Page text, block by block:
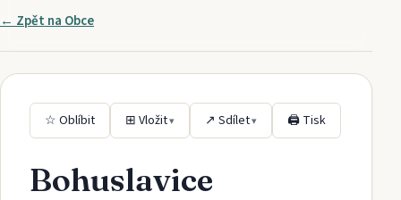
← Zpět na Obce
☆ Oblíbit ⊞ Vložit▾ ↗ Sdílet▾ 🖨 Tisk
Bohuslavice